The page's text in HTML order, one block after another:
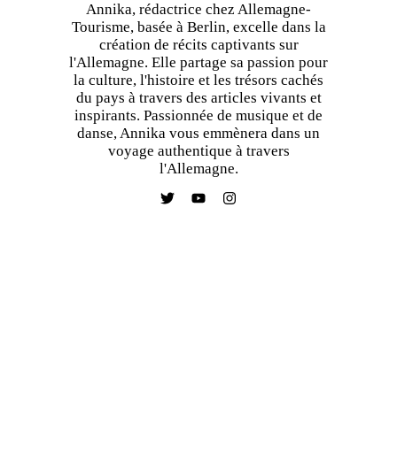
Annika, rédactrice chez Allemagne-
Tourisme, basée à Berlin, excelle dans la
création de récits captivants sur
l'Allemagne. Elle partage sa passion pour
la culture, l'histoire et les trésors cachés
du pays à travers des articles vivants et
inspirants. Passionnée de musique et de
danse, Annika vous emmènera dans un
voyage authentique à travers
l'Allemagne.